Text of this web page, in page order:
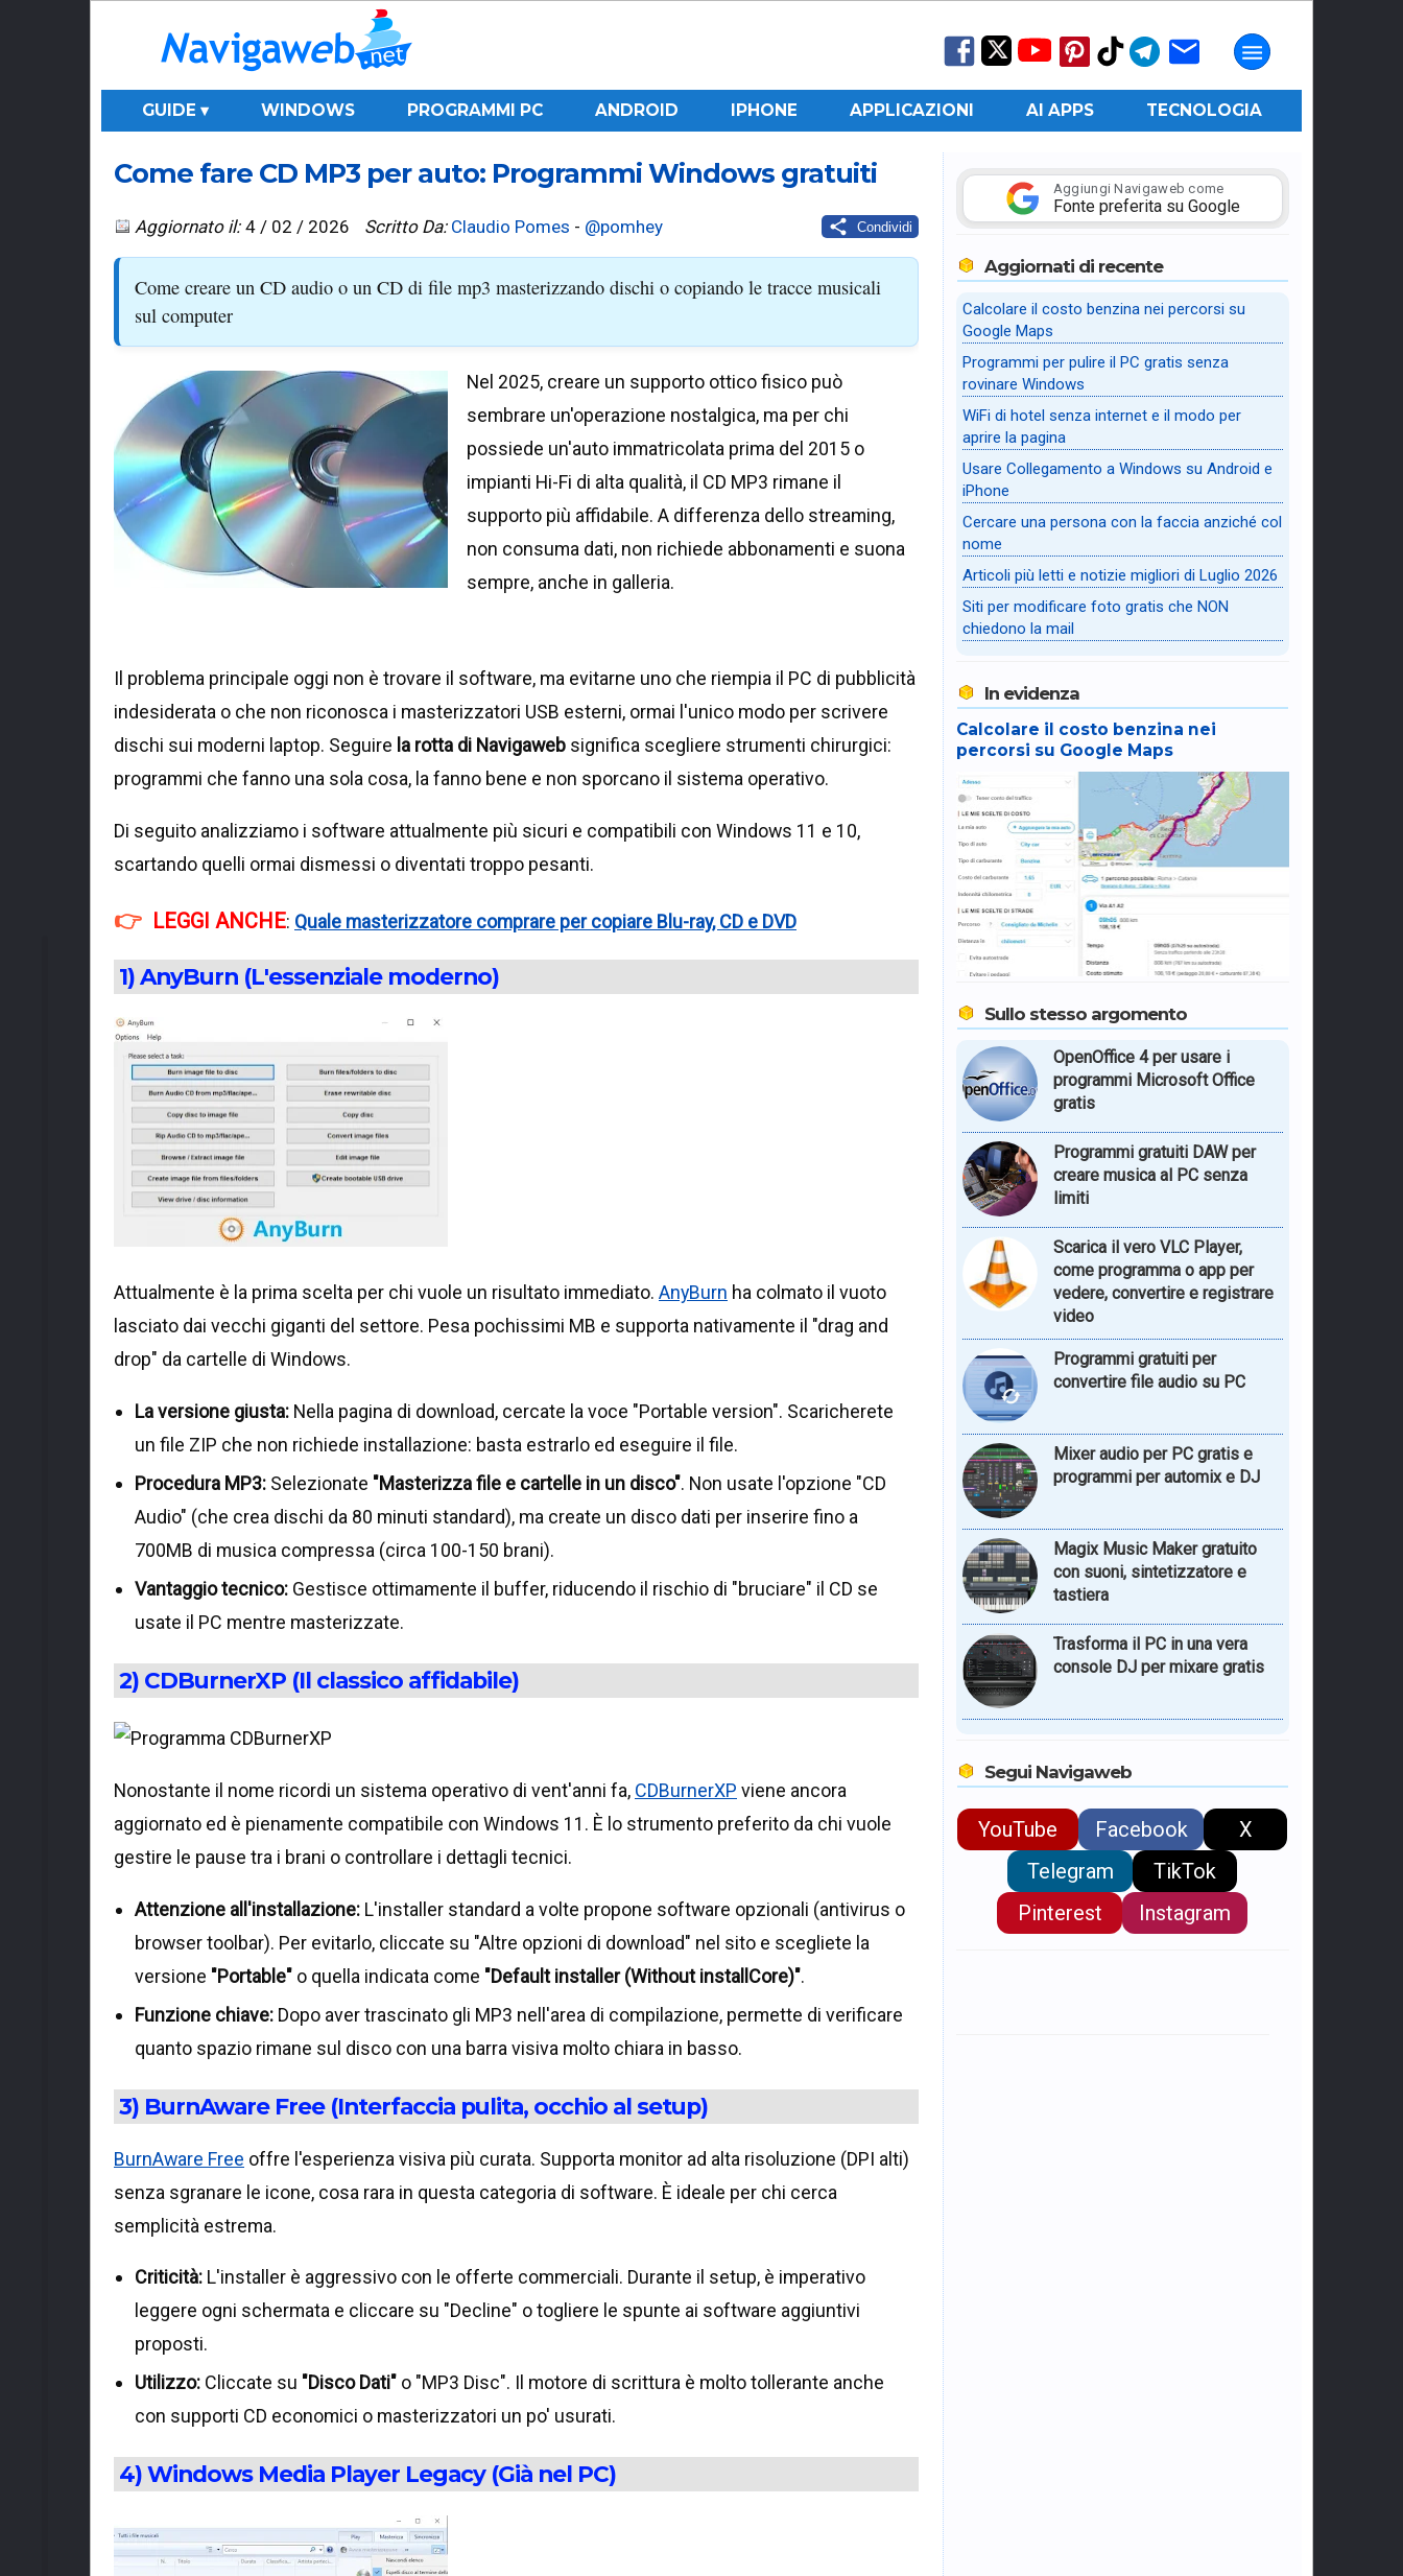
GUIDE ▾ WINDOWS PROGRAMMI PC ANDROID IPHONE APPLICAZIONI AI APPS TECNOLOGIA
Come fare CD MP3 per auto: Programmi Windows gratuiti
Condividi
Aggiornato il: 4 / 02 / 2026 Scritto Da: Claudio Pomes - @pomhey
Come creare un CD audio o un CD di file mp3 masterizzando dischi o copiando le tracce musicali
sul computer
Nel 2025, creare un supporto ottico fisico può
sembrare un'operazione nostalgica, ma per chi
possiede un'auto immatricolata prima del 2015 o
impianti Hi-Fi di alta qualità, il CD MP3 rimane il
supporto più affidabile. A differenza dello streaming,
non consuma dati, non richiede abbonamenti e suona
sempre, anche in galleria.
Il problema principale oggi non è trovare il software, ma evitarne uno che riempia il PC di pubblicità
indesiderata o che non riconosca i masterizzatori USB esterni, ormai l'unico modo per scrivere
dischi sui moderni laptop. Seguire la rotta di Navigaweb significa scegliere strumenti chirurgici:
programmi che fanno una sola cosa, la fanno bene e non sporcano il sistema operativo.
Di seguito analizziamo i software attualmente più sicuri e compatibili con Windows 11 e 10,
scartando quelli ormai dismessi o diventati troppo pesanti.
LEGGI ANCHE: Quale masterizzatore comprare per copiare Blu-ray, CD e DVD
1) AnyBurn (L'essenziale moderno)
Attualmente è la prima scelta per chi vuole un risultato immediato. AnyBurn ha colmato il vuoto
lasciato dai vecchi giganti del settore. Pesa pochissimi MB e supporta nativamente il "drag and
drop" da cartelle di Windows.
La versione giusta: Nella pagina di download, cercate la voce "Portable version". Scaricherete
un file ZIP che non richiede installazione: basta estrarlo ed eseguire il file.
Procedura MP3: Selezionate "Masterizza file e cartelle in un disco". Non usate l'opzione "CD
Audio" (che crea dischi da 80 minuti standard), ma create un disco dati per inserire fino a
700MB di musica compressa (circa 100-150 brani).
Vantaggio tecnico: Gestisce ottimamente il buffer, riducendo il rischio di "bruciare" il CD se
usate il PC mentre masterizzate.
2) CDBurnerXP (Il classico affidabile)
Nonostante il nome ricordi un sistema operativo di vent'anni fa, CDBurnerXP viene ancora
aggiornato ed è pienamente compatibile con Windows 11. È lo strumento preferito da chi vuole
gestire le pause tra i brani o controllare i dettagli tecnici.
Attenzione all'installazione: L'installer standard a volte propone software opzionali (antivirus o
browser toolbar). Per evitarlo, cliccate su "Altre opzioni di download" nel sito e scegliete la
versione "Portable" o quella indicata come "Default installer (Without installCore)".
Funzione chiave: Dopo aver trascinato gli MP3 nell'area di compilazione, permette di verificare
quanto spazio rimane sul disco con una barra visiva molto chiara in basso.
3) BurnAware Free (Interfaccia pulita, occhio al setup)
BurnAware Free offre l'esperienza visiva più curata. Supporta monitor ad alta risoluzione (DPI alti)
senza sgranare le icone, cosa rara in questa categoria di software. È ideale per chi cerca
semplicità estrema.
Criticità: L'installer è aggressivo con le offerte commerciali. Durante il setup, è imperativo
leggere ogni schermata e cliccare su "Decline" o togliere le spunte ai software aggiuntivi
proposti.
Utilizzo: Cliccate su "Disco Dati" o "MP3 Disc". Il motore di scrittura è molto tollerante anche
con supporti CD economici o masterizzatori un po' usurati.
4) Windows Media Player Legacy (Già nel PC)
Aggiungi Navigaweb come
Fonte preferita su Google
Aggiornati di recente
Calcolare il costo benzina nei percorsi su
Google Maps
Programmi per pulire il PC gratis senza
rovinare Windows
WiFi di hotel senza internet e il modo per
aprire la pagina
Usare Collegamento a Windows su Android e
iPhone
Cercare una persona con la faccia anziché col
nome
Articoli più letti e notizie migliori di Luglio 2026
Siti per modificare foto gratis che NON
chiedono la mail
In evidenza
Calcolare il costo benzina nei
percorsi su Google Maps
Sullo stesso argomento
OpenOffice 4 per usare i
programmi Microsoft Office
gratis
Programmi gratuiti DAW per
creare musica al PC senza
limiti
Scarica il vero VLC Player,
come programma o app per
vedere, convertire e registrare
video
Programmi gratuiti per
convertire file audio su PC
Mixer audio per PC gratis e
programmi per automix e DJ
Magix Music Maker gratuito
con suoni, sintetizzatore e
tastiera
Trasforma il PC in una vera
console DJ per mixare gratis
Segui Navigaweb
YouTube Facebook
X
Telegram
TikTok
Pinterest
Instagram